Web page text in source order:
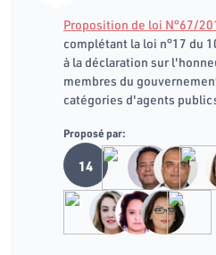
Proposition de loi N°67/
complétant la loi n°17 du
à la déclaration sur
membres du
catégories d'agents
Proposé par:
14